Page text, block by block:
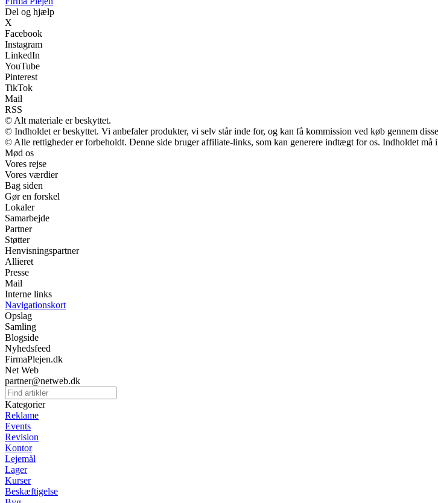
Del og hjælp
X
Facebook
Instagram
LinkedIn
YouTube
Pinterest
TikTok
Mail
RSS
© Alt materiale er beskyttet.
© Indholdet er beskyttet. Vi anbefaler produkter, vi selv står inde for, og kan få kommission ved køb gennem
© Alle rettigheder er forbeholdt. Denne side bruger affiliate-links, som kan generere indtægt for os. Indholdet må
Mød os
Vores rejse
Vores værdier
Bag siden
Gør en forskel
Lokaler
Samarbejde
Partner
Støtter
Henvisningspartner
Allieret
Presse
Mail
Interne links
Navigationskort
Opslag
Samling
Blogside
Nyhedsfeed
FirmaPlejen.dk
Net Web
partner@netweb.dk
Kategorier
Reklame
Events
Revision
Kontor
Lejemål
Lager
Kurser
Beskæftigelse